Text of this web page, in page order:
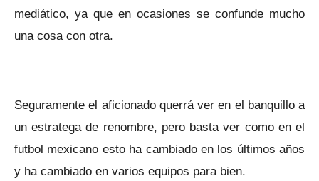
mediático, ya que en ocasiones se confunde mucho
una cosa con otra.
Seguramente el aficionado querrá ver en el banquillo a
un estratega de renombre, pero basta ver como en el
futbol mexicano esto ha cambiado en los últimos años
y ha cambiado en varios equipos para bien.